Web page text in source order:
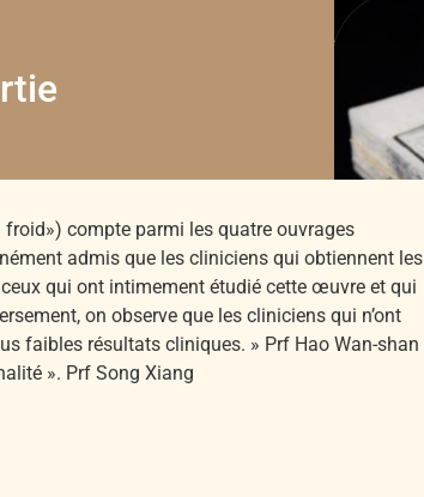
compte parmi les quatre ouvrages
admis que les cliniciens qui obtiennent les
qui ont intimement étudié cette œuvre et qui
on observe que les cliniciens qui n’ont
faibles résultats cliniques. » Prf Hao Wan-shan
». Prf Song Xiang